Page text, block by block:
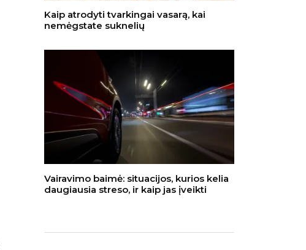
Kaip atrodyti tvarkingai vasarą, kai
nemėgstate suknelių
Vairavimo baimė: situacijos, kurios kelia
daugiausia streso, ir kaip jas įveikti